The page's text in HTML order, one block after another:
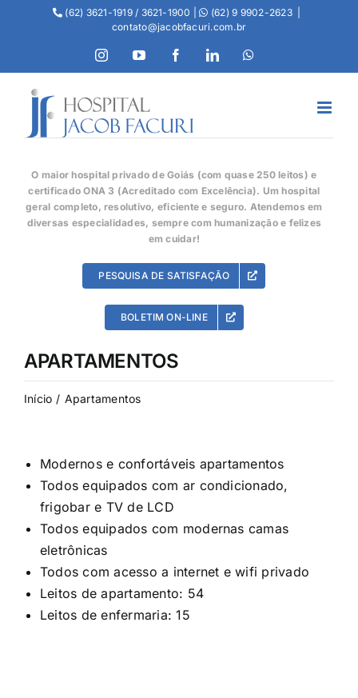
(62) 3621-1919 / 3621-1900 | (62) 9 9902-2623
contato@jacobfacuri.com.br
O maior hospital privado de Goiás (com quase 250 leitos) e
certificado ONA 3 (Acreditado com Excelência). Um hospital
geral completo, resolutivo, eficiente e seguro. Atendemos em
diversas especialidades, sempre com humanização e felizes
em cuidar!
PESQUISA DE SATISFAÇÃO
BOLETIM ON-LINE
APARTAMENTOS
Início Apartamentos
Modernos e confortáveis apartamentos
Todos equipados com ar condicionado,
frigobar e TV de LCD
Todos equipados com modernas camas
eletrônicas
Todos com acesso a internet e wifi privado
Leitos de apartamento: 54
Leitos de enfermaria: 15